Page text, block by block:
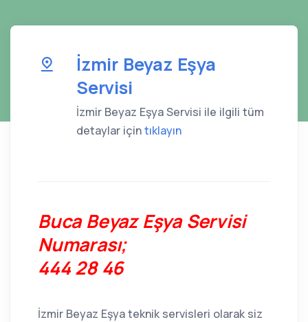
İzmir Beyaz Eşya
Servisi
İzmir Beyaz Eşya Servisi ile ilgili tüm
detaylar içintıklayın
Buca Beyaz Eşya Servisi
Numarası;
444 28 46
İzmir Beyaz Eşya teknik servisleri olarak siz